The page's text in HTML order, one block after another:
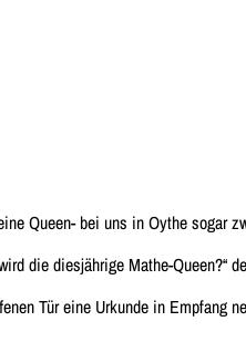
Queen- bei uns in Oythe sogar
die diesjährige Mathe-Queen?“
Tür eine Urkunde in Empfang